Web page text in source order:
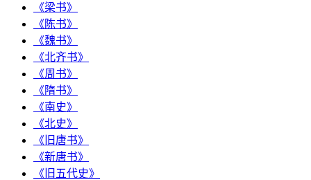
《梁书》
《陈书》
《魏书》
《北齐书》
《周书》
《隋书》
《南史》
《北史》
《旧唐书》
《新唐书》
《旧五代史》